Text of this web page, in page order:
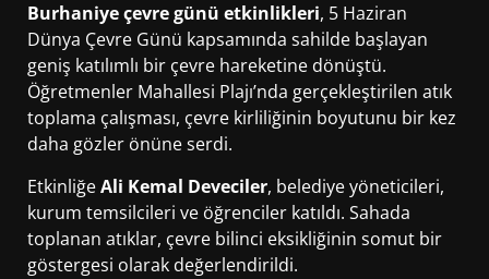
Burhaniye çevre günü etkinlikleri, 5 Haziran
Dünya Çevre Günü kapsamında sahilde başlayan
geniş katılımlı bir çevre hareketine dönüştü.
Öğretmenler Mahallesi Plajı’nda gerçekleştirilen atık
toplama çalışması, çevre kirliliğinin boyutunu bir kez
daha gözler önüne serdi.
EtkinliğeAli Kemal Deveciler, belediye yöneticileri,
kurum temsilcileri ve öğrenciler katıldı. Sahada
toplanan atıklar, çevre bilinci eksikliğinin somut bir
göstergesi olarak değerlendirildi.